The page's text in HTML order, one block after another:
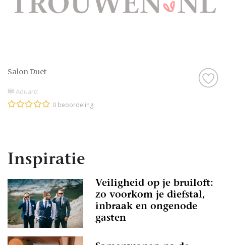
Salon Duet
Aduard
0 beoordeling
Inspiratie
Veiligheid op je bruiloft:
zo voorkom je diefstal,
inbraak en ongenode
gasten